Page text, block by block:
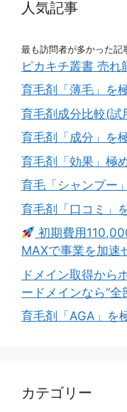
人気記事
最も訪問者が多かった
ピカキチ叢書 売れ
育毛剤「薄毛」を
育毛剤成分比較(試
育毛剤「成分」を
育毛剤「効果」極
育毛「シャンプー
育毛剤「口コミ」
初期費用
MAXで事業を加速
ドメイン取得から
ードメインなら“全
育毛剤「AGA」を
カテゴリー